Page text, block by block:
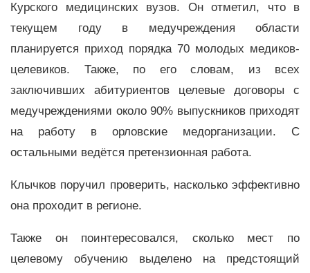
Курского медицинских вузов. Он отметил, что в
текущем году в медучреждения области
планируется приход порядка 70 молодых медиков-
целевиков. Также, по его словам, из всех
заключивших абитуриентов целевые договоры с
медучреждениями около 90% выпускников приходят
на работу в орловские медорганизации. С
остальными ведётся претензионная работа.
Клычков поручил проверить, насколько эффективно
она проходит в регионе.
Также он поинтересовался, сколько мест по
целевому обучению выделено на предстоящий